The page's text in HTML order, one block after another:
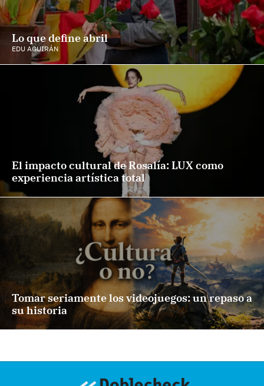
Lo que define abril
EDU AGUIRÁN
El impacto cultural de Rosalía: LUX como
experiencia artística total
Tomar seriamente los videojuegos: un repaso a
su historia